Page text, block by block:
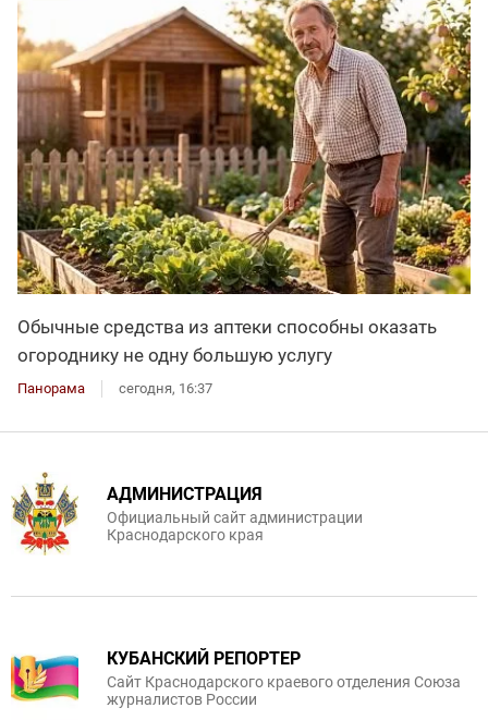
Обычные средства из аптеки способны оказать
огороднику не одну большую услугу
Панорама сегодня, 16:37
АДМИНИСТРАЦИЯ
Официальный сайт администрации
Краснодарского края
КУБАНСКИЙ РЕПОРТЕР
Сайт Краснодарского краевого отделения Союза
журналистов России